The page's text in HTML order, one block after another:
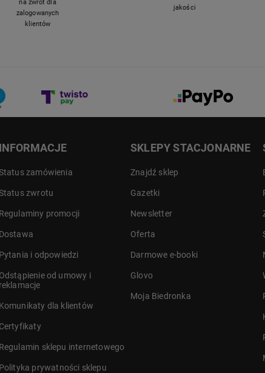
na zwrot dla
zalogowanych
klientów
jakości
INFORMACJE
zamówienia
zwrotu
Regulaminy promocji
Dostawa
Pytania i odpowiedzi
Odstąpienie od umowy i
reklamacje
Komunikaty dla klientów
Certyfikaty
Regulamin sklepu internetowego
Polityka prywatności sklepu
SKLEPY STACJONARNE
Znajdź sklep
Gazetki
Newsletter
Oferta
Darmowe e-booki
Glovo
Moja Biedronka